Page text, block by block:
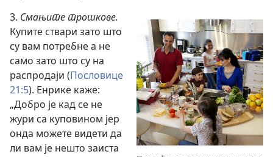
3. Смањите трошкове.
Купите ствари зато што
су вам потребне а не
само зато што су на
распродаји (Пословице
21:5). Енрике каже:
„Добро је кад се не
жури са куповином јер
онда можете видети да
ли вам је нешто заиста